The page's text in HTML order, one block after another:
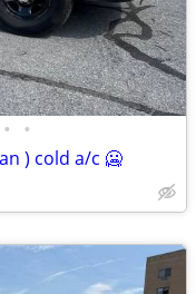
• •
) cold a/c 🥶